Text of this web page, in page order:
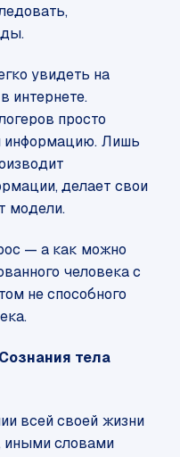
увидеть на
интернете.
просто
информацию. Лишь
делает свои
модели.
— а как можно
человека с
не способного
тела
всей своей жизни
иными словами